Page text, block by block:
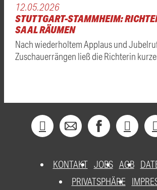
12.05.2026
STUTTGART-STAMMHEIM:
SAAL RÄUMEN
Nach wiederholtem Applaus und
Zuschauerrängen ließ die Richterin
KONTAKT JOBS AGB
PRIVATSPHÄRE